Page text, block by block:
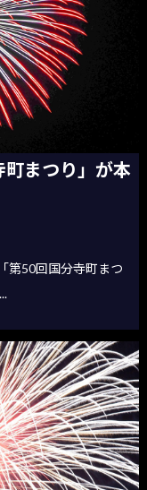
町まつり」が本
第50回国分寺町まつ